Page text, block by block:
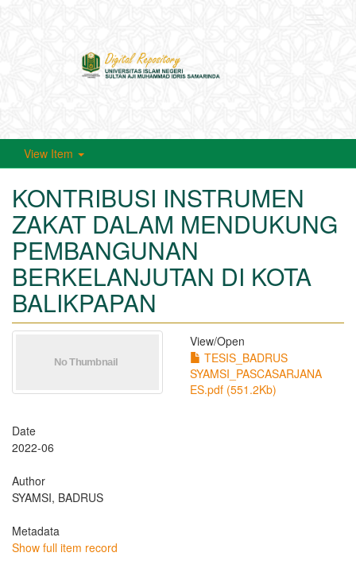
View Item
KONTRIBUSI INSTRUMEN
ZAKAT DALAM MENDUKUNG
PEMBANGUNAN
BERKELANJUTAN DI KOTA
BALIKPAPAN
View/Open
TESIS_BADRUS
SYAMSI_PASCASARJANA
ES.pdf (551.2Kb)
Date
2022-06
Author
SYAMSI, BADRUS
Metadata
Show full item record